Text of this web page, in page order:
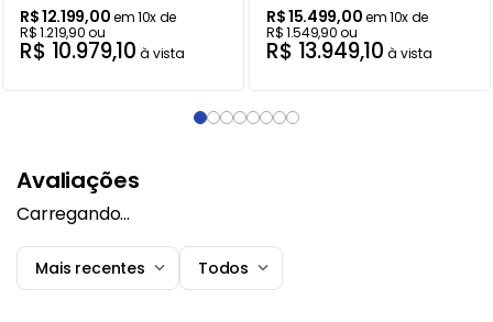
R$12.199,00em10x de
R$1.219,90ou
R$ 10.979,10 à vista
R$15.499,00em10x de
R$1.549,90ou
R$ 13.949,10 à vista
Avaliações
Carregando…
Mais recentes Todos